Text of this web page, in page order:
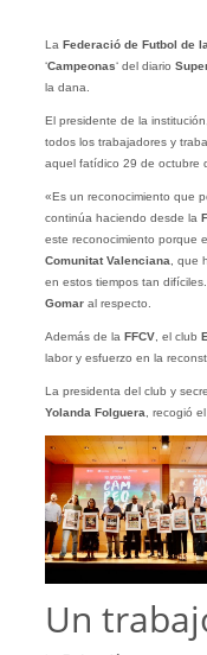
La Federació de Futbol de
‘Campeonas‘ del diario
la dana.
El presidente de la institución,
todos los trabajadores y
aquel fatídico 29 de octubre
«Es un reconocimiento que
continúa haciendo desde la
este reconocimiento porque
Comunitat Valenciana, que
en estos tiempos tan
Gomar al respecto.
Además de la FFCV, el club
labor y esfuerzo en la
La presidenta del club y
Yolanda Folguera, recogió
Un